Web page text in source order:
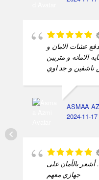
عشات الامان و
الامانه و متربين
ناشفين و جد اوي
ASMAA
2024-11-17
بالأمان على
جهازي معهم